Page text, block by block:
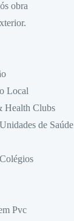
obra
Local
Health Clubs
de Saúde
Pvc